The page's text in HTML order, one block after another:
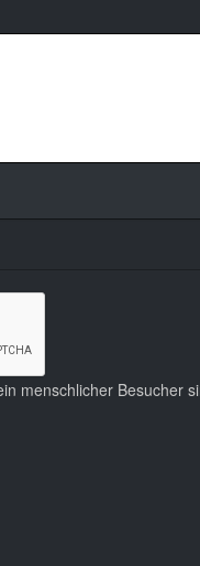
menschlicher Besucher